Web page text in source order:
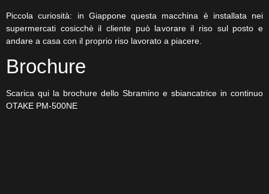
Piccola curiosità: in Giappone questa macchina è installata nei
supermercati cosicchè il cliente può lavorare il riso sul posto e
andare a casa con il proprio riso lavorato a piacere.
Brochure
Scarica qui la brochure dello Sbramino e sbiancatrice in continuo
OTAKE PM-500NE